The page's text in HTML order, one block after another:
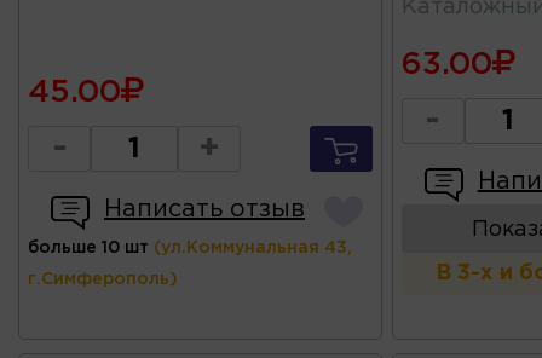
45.00
- +
Написать отзыв
больше 10 шт (ул.Коммунальная 43,
г.Симферополь)
63.00
-
В 3-х и